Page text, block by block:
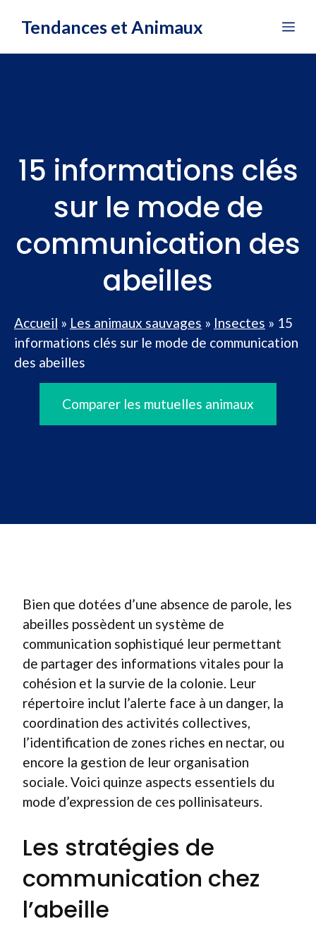
Tendances et Animaux
15 informations clés
sur le mode de
communication des
abeilles
Accueil » Les animaux sauvages » Insectes » 15
informations clés sur le mode de communication
des abeilles
Comparer les mutuelles animaux
Bien que dotées d’une absence de parole, les
abeilles possèdent un système de
communication sophistiqué leur permettant
de partager des informations vitales pour la
cohésion et la survie de la colonie. Leur
répertoire inclut l’alerte face à un danger, la
coordination des activités collectives,
l’identification de zones riches en nectar, ou
encore la gestion de leur organisation
sociale. Voici quinze aspects essentiels du
mode d’expression de ces pollinisateurs.
Les stratégies de
communication chez
l’abeille